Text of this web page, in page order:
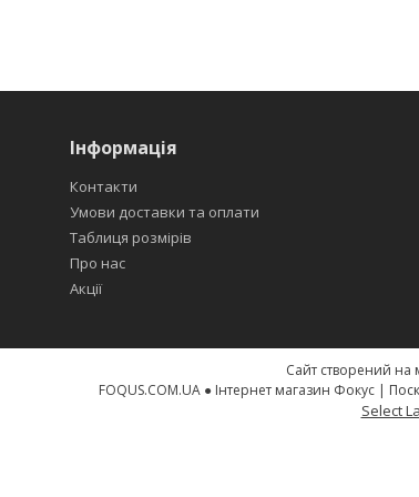
Інформація
Контакти
Умови доставки та оплати
Таблиця розмірів
Про нас
Акції
Сайт створений на
FOQUS.COM.UA ● Інтернет магазин Фокус |
Select